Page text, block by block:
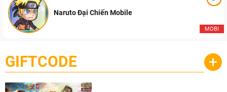
MOBI
Naruto Đại Chiến Mobile
GIFTCODE +